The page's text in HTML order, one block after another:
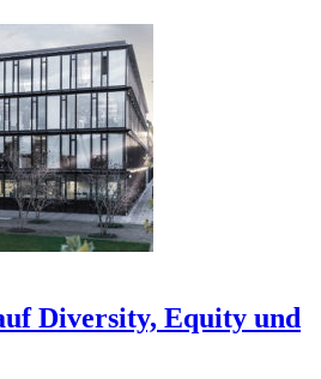
Diversity, Equity und